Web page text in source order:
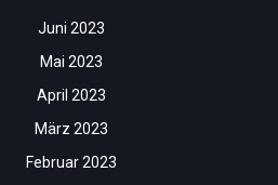
Juni 2023
Mai 2023
April 2023
März 2023
Februar 2023